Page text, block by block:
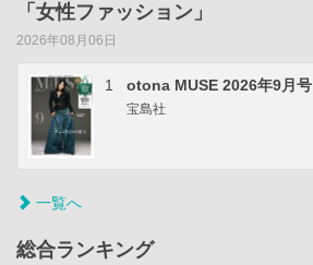
「女性ファッション」
2026年08月06日
1 otona MUSE 2026年9月号
宝島社
一覧へ
総合ランキング